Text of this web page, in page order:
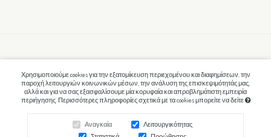
Χρησιμοποιούμε cookies για την εξατομίκευση περιεχομένου και διαφημίσεων, την
παροχή λειτουργιών κοινωνικών μέσων, την ανάλυση της επισκεψιμότητάς μας,
αλλά και για να σας εξασφαλίσουμε μία κορυφαία και απροβλημάτιστη εμπειρία
περιήγησης. Περισσότερες πληροφορίες σχετικά με τα cookies μπορείτε να δείτε
Αναγκαία
Λειτουργικότητας